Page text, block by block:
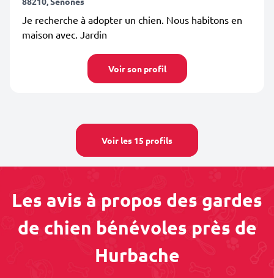
Je recherche à adopter un chien. Nous habitons en
maison avec. Jardin
Voir son profil
Voir les 15 profils
Les avis à propos des gardes
de chien bénévoles près de
Hurbache